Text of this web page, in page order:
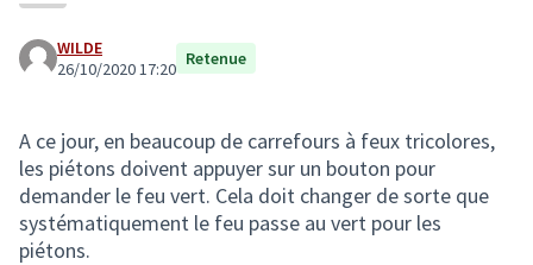
WILDE
26/10/2020 17:20 Retenue
A ce jour, en beaucoup de carrefours à feux tricolores,
les piétons doivent appuyer sur un bouton pour
demander le feu vert. Cela doit changer de sorte que
systématiquement le feu passe au vert pour les
piétons.